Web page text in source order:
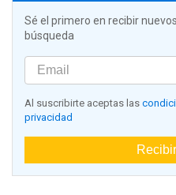
Sé el primero en recibir
búsqueda
Al suscribirte aceptas las
privacidad